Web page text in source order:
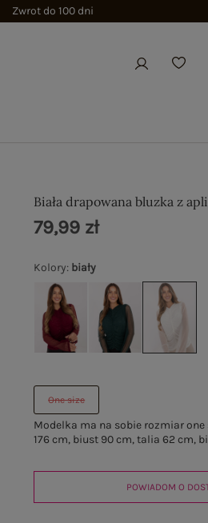
Zwrot do 100 dni
Biała drapowana bluzka z
Kolory: biały
One size
Modelka ma na sobie rozmiar
176 cm, biust 90 cm, talia 62 cm,
79,99 zł
POWIADOM O